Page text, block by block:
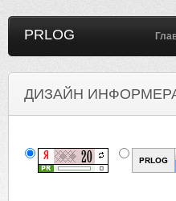
PRLOG
ДИЗАЙН